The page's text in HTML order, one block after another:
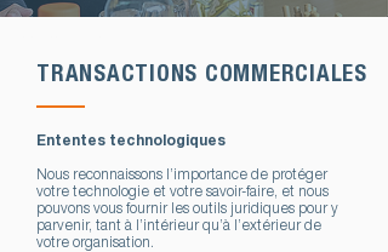
TRANSACTIONS COMMERCIALES
Ententes technologiques
Nous reconnaissons l’importance de protéger
votre technologie et votre savoir-faire, et nous
pouvons vous fournir les outils juridiques pour y
parvenir, tant à l’intérieur qu’à l’extérieur de
votre organisation.